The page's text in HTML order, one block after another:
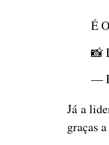
É
📸
—
Já a
graças